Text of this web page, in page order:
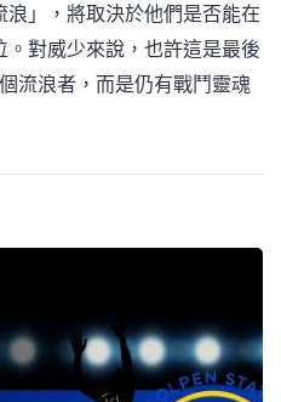
」，將取決於他們是否能在
對威少來說，也許這是最後
流浪者，而是仍有戰鬥靈魂